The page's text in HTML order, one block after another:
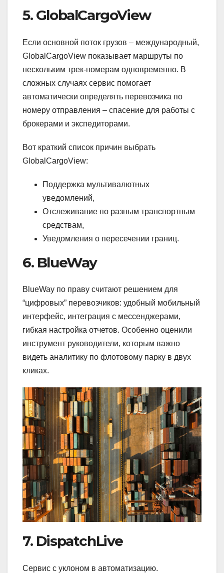
5. GlobalCargoView
Если основной поток грузов – международный,
GlobalCargoView показывает маршруты по
нескольким трек-номерам одновременно. В
сложных случаях сервис помогает
автоматически определять перевозчика по
номеру отправления – спасение для работы с
брокерами и экспедиторами.
Вот краткий список причин выбрать
GlobalCargoView:
Поддержка мультивалютных
уведомлений,
Отслеживание по разным транспортным
средствам,
Уведомления о пересечении границ.
6. BlueWay
BlueWay по праву считают решением для
“цифровых” перевозчиков: удобный мобильный
интерфейс, интеграция с мессенджерами,
гибкая настройка отчетов. Особенно оценили
инструмент руководители, которым важно
видеть аналитику по флотовому парку в двух
кликах.
7. DispatchLive
Сервис с уклоном в автоматизацию.